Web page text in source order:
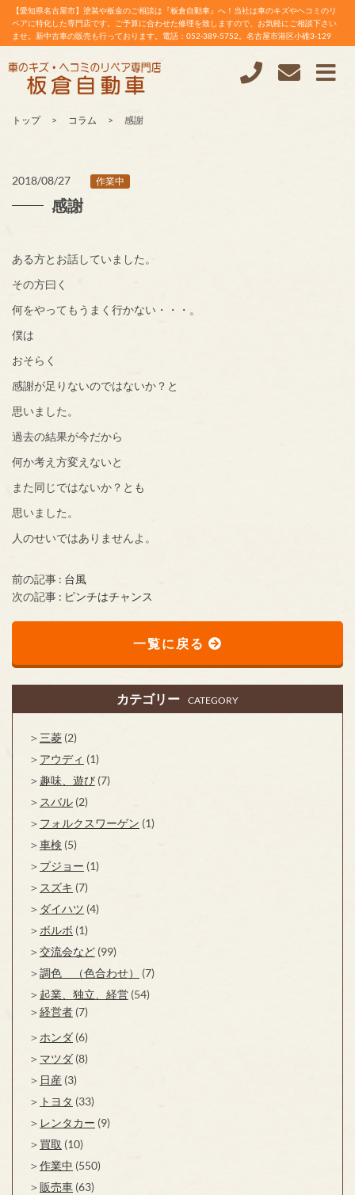
【愛知県名古屋市】塗装や板金のご相談は『板倉自動車』へ！当社は車のキズやヘコミのリ
ペアに特化した専門店です。ご予算に合わせた修理を致しますので、お気軽にご相談下さい
ませ。新中古車の販売も行っております。電話：052-389-5752。名古屋市港区小碓3-129
トップ コラム 感謝
2018/08/27 作業中
感謝
ある方とお話していました。
その方曰く
何をやってもうまく行かない・・・。
僕は
おそらく
感謝が足りないのではないか？と
思いました。
過去の結果が今だから
何か考え方変えないと
また同じではないか？とも
思いました。
人のせいではありませんよ。
前の記事 : 台風
次の記事 : ピンチはチャンス
一覧に戻る
カテゴリー CATEGORY
三菱 (2)
アウディ (1)
趣味、遊び (7)
スバル (2)
フォルクスワーゲン (1)
車検 (5)
プジョー (1)
スズキ (7)
ダイハツ (4)
ボルボ (1)
交流会など (99)
調色 （色合わせ）
(7)
起業、独立、経営 (54)
経営者 (7)
ホンダ (6)
マツダ (8)
日産 (3)
トヨタ (33)
レンタカー (9)
買取 (10)
作業中 (550)
販売車 (63)